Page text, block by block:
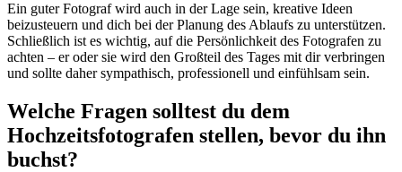
Ein guter Fotograf wird auch in der Lage sein, kreative Ideen
beizusteuern und dich bei der Planung des Ablaufs zu unterstützen.
Schließlich ist es wichtig, auf die Persönlichkeit des Fotografen zu
achten – er oder sie wird den Großteil des Tages mit dir verbringen
und sollte daher sympathisch, professionell und einfühlsam sein.
Welche Fragen solltest du dem
Hochzeitsfotografen stellen, bevor du ihn
buchst?